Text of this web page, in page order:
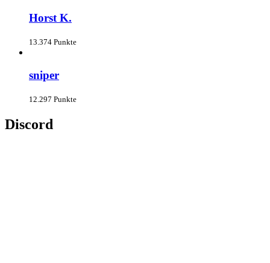
Horst K.
13.374 Punkte
sniper
12.297 Punkte
Discord